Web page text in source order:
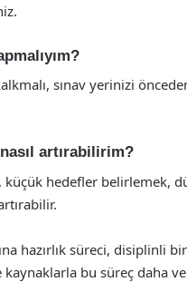
sınav yerinizi
artırabilirim?
hedefler belirlemek,
hazırlık süreci, disiplinli
bu süreç daha